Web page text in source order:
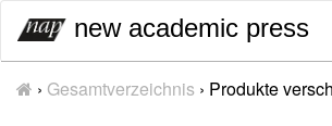
i
new academic press
› Gesamtverzeichnis › Produkte